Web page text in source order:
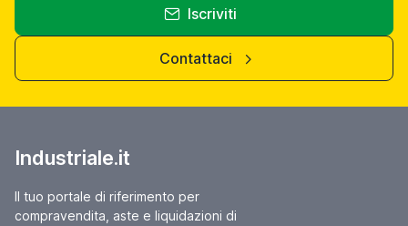
Iscriviti
Contattaci
Industriale.it
Il tuo portale di riferimento per
compravendita, aste e liquidazioni di